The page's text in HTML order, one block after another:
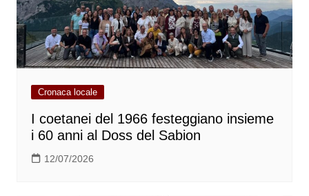
Cronaca locale
I coetanei del 1966 festeggiano insieme
i 60 anni al Doss del Sabion
12/07/2026